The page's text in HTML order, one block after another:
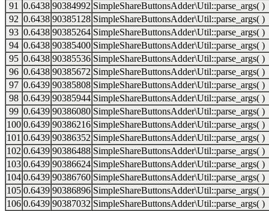
91
0.6438 90384992 SimpleShareButtonsAdder\Util::parse_args( )
92 0.6438 90385128 SimpleShareButtonsAdder\Util::parse_args( )
93 0.6438 90385264 SimpleShareButtonsAdder\Util::parse_args( )
94 0.6438 90385400 SimpleShareButtonsAdder\Util::parse_args( )
95 0.6438 90385536 SimpleShareButtonsAdder\Util::parse_args( )
96 0.6438 90385672 SimpleShareButtonsAdder\Util::parse_args( )
97 0.6439 90385808 SimpleShareButtonsAdder\Util::parse_args( )
98 0.6439 90385944 SimpleShareButtonsAdder\Util::parse_args( )
99 0.6439 90386080 SimpleShareButtonsAdder\Util::parse_args( )
100 0.6439 90386216 SimpleShareButtonsAdder\Util::parse_args( )
101 0.6439 90386352 SimpleShareButtonsAdder\Util::parse_args( )
102 0.6439 90386488 SimpleShareButtonsAdder\Util::parse_args( )
103 0.6439 90386624 SimpleShareButtonsAdder\Util::parse_args( )
104 0.6439 90386760 SimpleShareButtonsAdder\Util::parse_args( )
105 0.6439 90386896 SimpleShareButtonsAdder\Util::parse_args( )
106 0.6439 90387032 SimpleShareButtonsAdder\Util::parse_args( )